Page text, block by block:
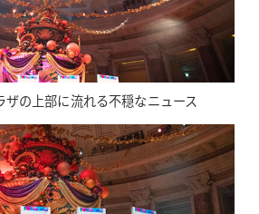
の上部に流れる不穏なニュース